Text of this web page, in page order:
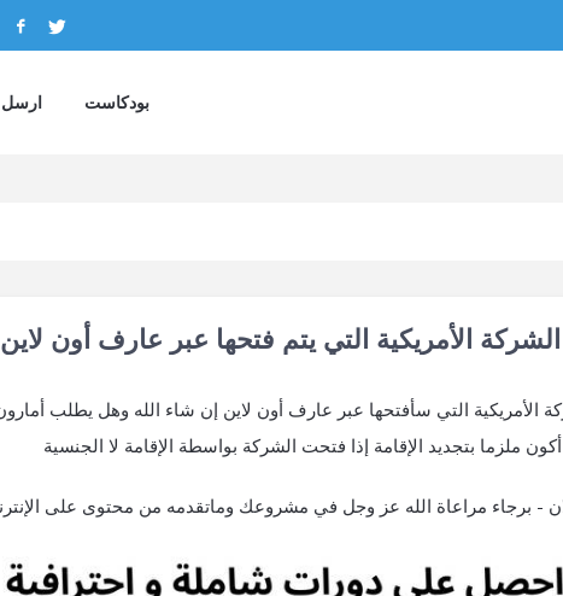
بودكاست
الأمريكية التي يتم فتحها عبر عارف أون لاين
ملزما بتجديد الإقامة إذا فتحت الشركة بواسطة الإقامة لا الجنسية
- برجاء مراعاة الله عز وجل في مشروعك وماتقدمه من محتوى على